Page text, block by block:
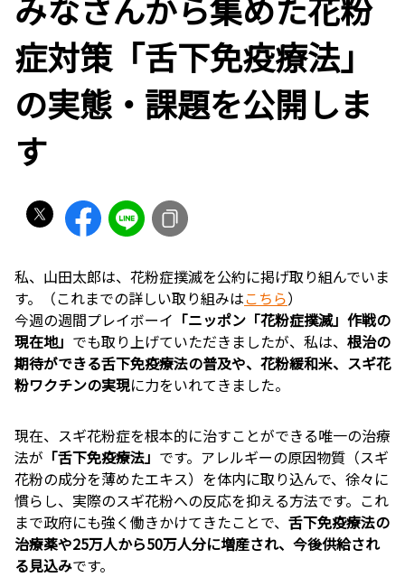
症対策「舌下免疫療法」
の実態・課題を公開しま
す
私、山田太郎は、花粉症撲滅を公約に掲げ取り組んでいま
す。（これまでの詳しい取り組みはこちら）
今週の週間プレイボーイ 「ニッポン「花粉症撲滅」作戦の
現在地」 でも取り上げていただきましたが、私は、 根治の
期待ができる舌下免疫療法の普及や、花粉緩和米、スギ花
粉ワクチンの実現に力をいれてきました。
現在、スギ花粉症を根本的に治すことができる唯一の治療
法が 「舌下免疫療法」 です。アレルギーの原因物質（スギ
花粉の成分を薄めたエキス）を体内に取り込んで、徐々に
慣らし、実際のスギ花粉への反応を抑える方法です。これ
まで政府にも強く働きかけてきたことで、 舌下免疫療法の
治療薬や25万人から50万人分に増産され、今後供給され
る見込みです。